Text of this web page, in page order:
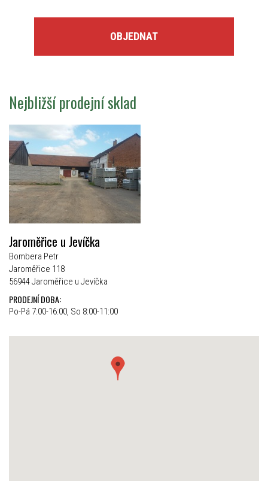
OBJEDNAT
Nejbližší prodejní sklad
Jaroměřice u Jevíčka
Bombera Petr
Jaroměřice 118
56944 Jaroměřice u Jevíčka
PRODEJNÍ DOBA:
Po-Pá 7:00-16:00, So 8:00-11:00